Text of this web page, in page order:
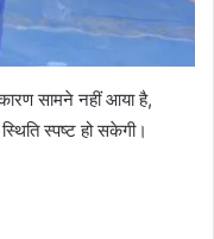
सामने नहीं आया है,
स्पष्ट हो सकेगी।